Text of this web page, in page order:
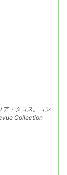
ア・タコス。コン
Collection